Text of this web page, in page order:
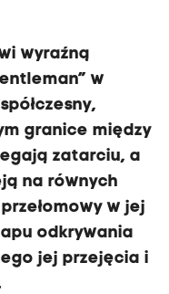
wyraźną
w
granice między
zatarciu, a
na równych
w jej
odkrywania
jej przejęcia i